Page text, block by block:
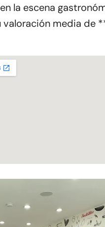
la escena
valoración media de